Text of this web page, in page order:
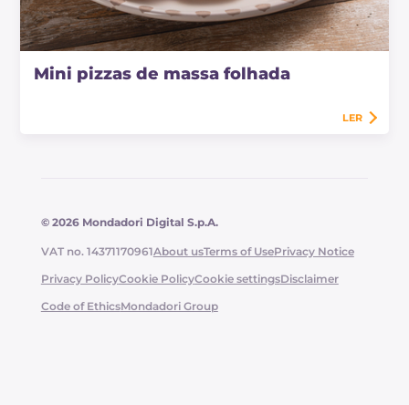
Mini pizzas de massa folhada
LER
© 2026 Mondadori Digital S.p.A.
VAT no. 14371170961About usTerms of UsePrivacy Notice
Privacy PolicyCookie PolicyCookie settingsDisclaimer
Code of EthicsMondadori Group